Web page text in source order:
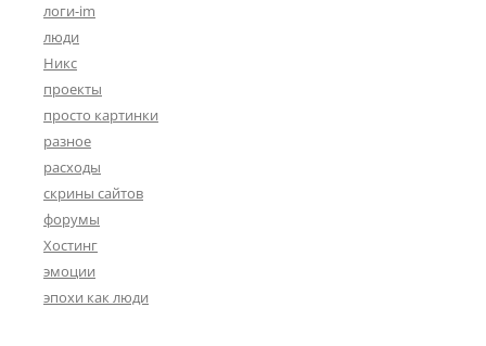
логи-im
люди
Никс
проекты
просто картинки
разное
расходы
скрины сайтов
форумы
Хостинг
эмоции
эпохи как люди